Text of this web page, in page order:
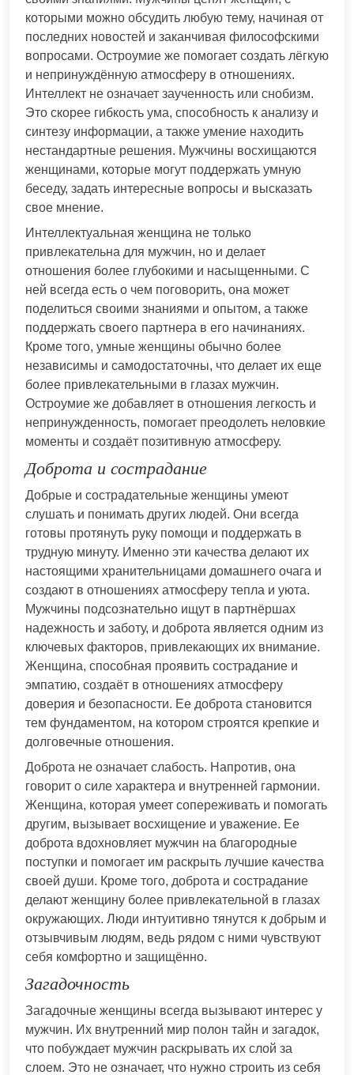
которыми можно обсудить любую тему, начиная от
последних новостей и заканчивая философскими
вопросами. Остроумие же помогает создать лёгкую
и непринуждённую атмосферу в отношениях.
Интеллект не означает заученность или снобизм.
Это скорее гибкость ума, способность к анализу и
синтезу информации, а также умение находить
нестандартные решения. Мужчины восхищаются
женщинами, которые могут поддержать умную
беседу, задать интересные вопросы и высказать
свое мнение.
Интеллектуальная женщина не только
привлекательна для мужчин, но и делает
отношения более глубокими и насыщенными. С
ней всегда есть о чем поговорить, она может
поделиться своими знаниями и опытом, а также
поддержать своего партнера в его начинаниях.
Кроме того, умные женщины обычно более
независимы и самодостаточны, что делает их еще
более привлекательными в глазах мужчин.
Остроумие же добавляет в отношения легкость и
непринужденность, помогает преодолеть неловкие
моменты и создаёт позитивную атмосферу.
Доброта и сострадание
Добрые и сострадательные женщины умеют
слушать и понимать других людей. Они всегда
готовы протянуть руку помощи и поддержать в
трудную минуту. Именно эти качества делают их
настоящими хранительницами домашнего очага и
создают в отношениях атмосферу тепла и уюта.
Мужчины подсознательно ищут в партнёршах
надежность и заботу, и доброта является одним из
ключевых факторов, привлекающих их внимание.
Женщина, способная проявить сострадание и
эмпатию, создаёт в отношениях атмосферу
доверия и безопасности. Ее доброта становится
тем фундаментом, на котором строятся крепкие и
долговечные отношения.
Доброта не означает слабость. Напротив, она
говорит о силе характера и внутренней гармонии.
Женщина, которая умеет сопереживать и помогать
другим, вызывает восхищение и уважение. Ее
доброта вдохновляет мужчин на благородные
поступки и помогает им раскрыть лучшие качества
своей души. Кроме того, доброта и сострадание
делают женщину более привлекательной в глазах
окружающих. Люди интуитивно тянутся к добрым и
отзывчивым людям, ведь рядом с ними чувствуют
себя комфортно и защищённо.
Загадочность
Загадочные женщины всегда вызывают интерес у
мужчин. Их внутренний мир полон тайн и загадок,
что побуждает мужчин раскрывать их слой за
слоем. Это не означает, что нужно строить из себя